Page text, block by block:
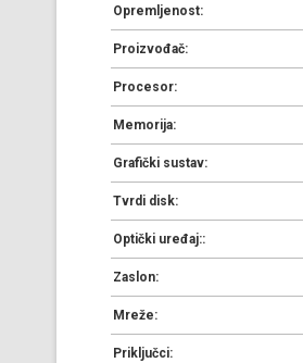
Opremljenost:
Proizvođač:
Procesor:
Memorija:
Grafički sustav:
Tvrdi disk:
Optički uređaj::
Zaslon:
Mreže:
Priključci: